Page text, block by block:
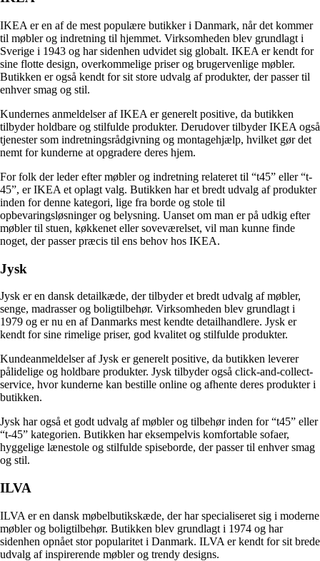
IKEA er en af ​​de mest populære butikker i Danmark, når det kommer
til møbler og indretning til hjemmet. Virksomheden blev grundlagt i
Sverige i 1943 og har sidenhen udvidet sig globalt. IKEA er kendt for
sine flotte design, overkommelige priser og brugervenlige møbler.
Butikken er også kendt for sit store udvalg af produkter, der passer til
enhver smag og stil.
Kundernes anmeldelser af IKEA er generelt positive, da butikken
tilbyder holdbare og stilfulde produkter. Derudover tilbyder IKEA også
tjenester som indretningsrådgivning og montagehjælp, hvilket gør det
nemt for kunderne at opgradere deres hjem.
For folk der leder efter møbler og indretning relateret til “t45” eller “t-
45”, er IKEA et oplagt valg. Butikken har et bredt udvalg af produkter
inden for denne kategori, lige fra borde og stole til
opbevaringsløsninger og belysning. Uanset om man er på udkig efter
møbler til stuen, køkkenet eller soveværelset, vil man kunne finde
noget, der passer præcis til ens behov hos IKEA.
Jysk
Jysk er en dansk detailkæde, der tilbyder et bredt udvalg af møbler,
senge, madrasser og boligtilbehør. Virksomheden blev grundlagt i
1979 og er nu en af ​​Danmarks mest kendte detailhandlere. Jysk er
kendt for sine rimelige priser, god kvalitet og stilfulde produkter.
Kundeanmeldelser af Jysk er generelt positive, da butikken leverer
pålidelige og holdbare produkter. Jysk tilbyder også click-and-collect-
service, hvor kunderne kan bestille online og afhente deres produkter i
butikken.
Jysk har også et godt udvalg af møbler og tilbehør inden for “t45” eller
“t-45” kategorien. Butikken har eksempelvis komfortable sofaer,
hyggelige lænestole og stilfulde spiseborde, der passer til enhver smag
og stil.
ILVA
ILVA er en dansk møbelbutikskæde, der har specialiseret sig i moderne
møbler og boligtilbehør. Butikken blev grundlagt i 1974 og har
sidenhen opnået stor popularitet i Danmark. ILVA er kendt for sit brede
udvalg af inspirerende møbler og trendy designs.